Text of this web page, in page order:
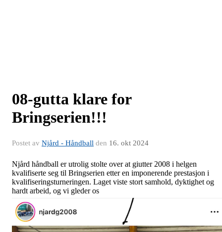
08-gutta klare for
Bringserien!!!
Postet av Njård - Håndball den 16. okt 2024
Njård håndball er utrolig stolte over at giutter 2008 i helgen
kvalifiserte seg til Bringserien etter en imponerende prestasjon i
kvalifiseringsturneringen. Laget viste stort samhold, dyktighet og
hardt arbeid, og vi gleder os